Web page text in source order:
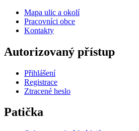
Mapa ulic a okolí
Pracovníci obce
Kontakty
Autorizovaný přístup
Přihlášení
Registrace
Ztracené heslo
Patička